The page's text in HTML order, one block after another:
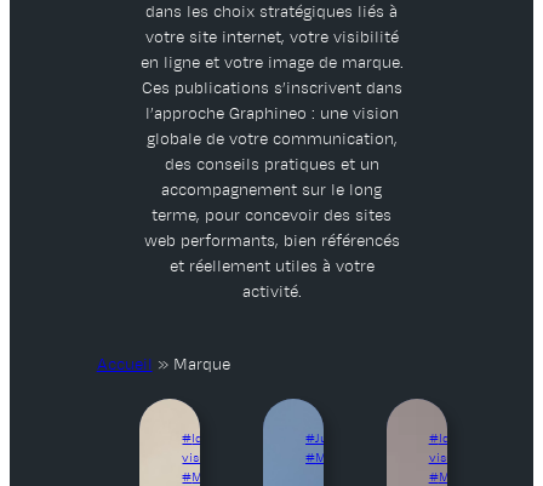
dans les choix stratégiques liés à
votre site internet, votre visibilité
en ligne et votre image de marque.
Ces publications s’inscrivent dans
l’approche Graphineo : une vision
globale de votre communication,
des conseils pratiques et un
accompagnement sur le long
terme, pour concevoir des sites
web performants, bien référencés
et réellement utiles à votre
activité.
Accueil » Marque
Identité
visuelle
Marque
Juridique
Marque
Identité
visuelle
Marque